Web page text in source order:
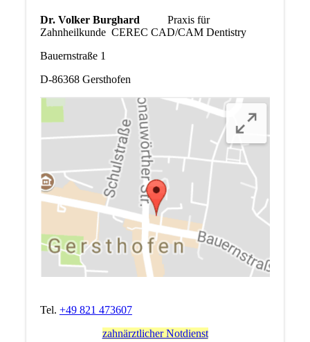
Dr. Volker Burghard
Praxis für
Zahnheilkunde CEREC CAD/CAM Dentistry
Bauernstraße 1
D-86368 Gersthofen
Tel. +49 821 473607
zahnärztlicher Notdienst